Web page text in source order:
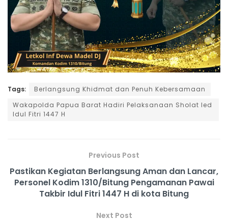
Tags:
Berlangsung Khidmat dan Penuh Kebersamaan
Wakapolda Papua Barat Hadiri Pelaksanaan Sholat Ied
Idul Fitri 1447 H
Previous Post
Pastikan Kegiatan Berlangsung Aman dan Lancar,
Personel Kodim 1310/Bitung Pengamanan Pawai
Takbir Idul Fitri 1447 H di kota Bitung
Next Post